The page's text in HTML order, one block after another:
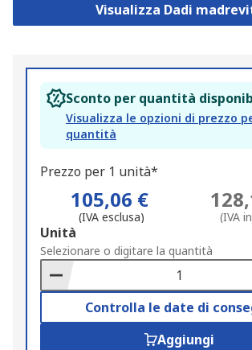
Visualizza Dadi
Sconto per quantità
Visualizza le opzioni di prezzo
quantità
Prezzo per 1 unità*
105,06 €
(IVA esclusa) (IVA
Add
to
Basket
Unità
Selezionare o digitare la quantità
Controlla le date di
Aggiungi